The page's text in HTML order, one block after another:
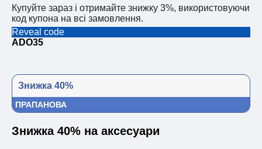
Купуйте зараз і отримайте знижку 3%, використовуючи
код купона на всі замовлення.
Reveal code
ADO35
Знижка 40%
ПРАПАНОВА
Знижка 40% на аксесуари